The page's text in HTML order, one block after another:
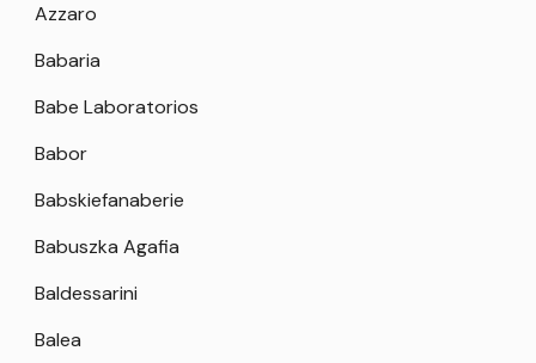
Azzaro
Babaria
Babe Laboratorios
Babor
Babskiefanaberie
Babuszka Agafia
Baldessarini
Balea